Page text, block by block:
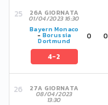
26A GIORNATA
01/04/2023 16:30
Bayern Monaco
- Borussia
Dortmund
4-2
0 0
27A GIORNATA
08/04/2023
13:30